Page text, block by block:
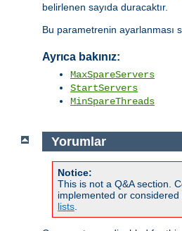
belirlenen sayıda duracaktır.
Bu parametrenin ayarlanması
Ayrıca bakınız:
MaxSpareServers
StartServers
MinSpareThreads
Yorumlar
Notice:
This is not a Q&A section.
implemented or
lists